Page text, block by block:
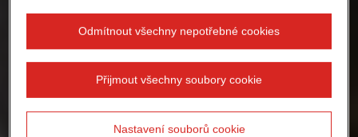
Odmítnout všechny nepotřebné cookies
Přijmout všechny soubory cookie
Nastavení souborů cookie